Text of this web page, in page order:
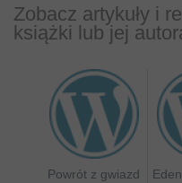
Zobacz artykuły i
książki lub jej
Powrót z gwiazd